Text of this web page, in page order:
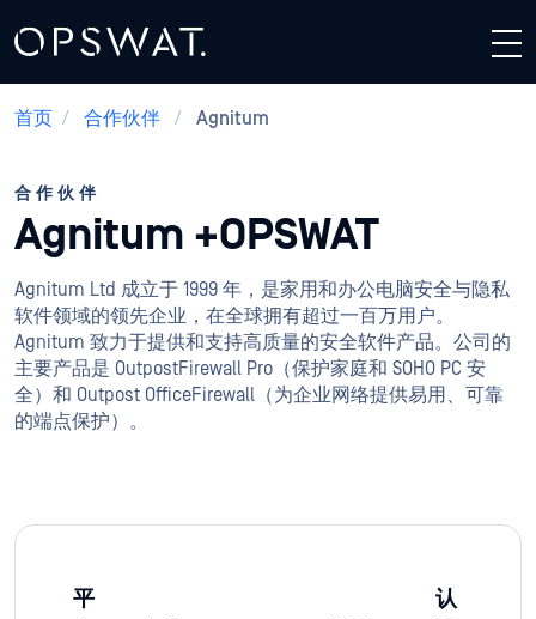
首页 / 合作伙伴 / Agnitum
合作伙伴
Agnitum +OPSWAT
Agnitum Ltd 成立于 1999 年，是家用和办公电脑安全与隐私
软件领域的领先企业，在全球拥有超过一百万用户。
Agnitum 致力于提供和支持高质量的安全软件产品。公司的
主要产品是 OutpostFirewall Pro（保护家庭和 SOHO PC 安
全）和 Outpost OfficeFirewall（为企业网络提供易用、可靠
的端点保护）。
平
认